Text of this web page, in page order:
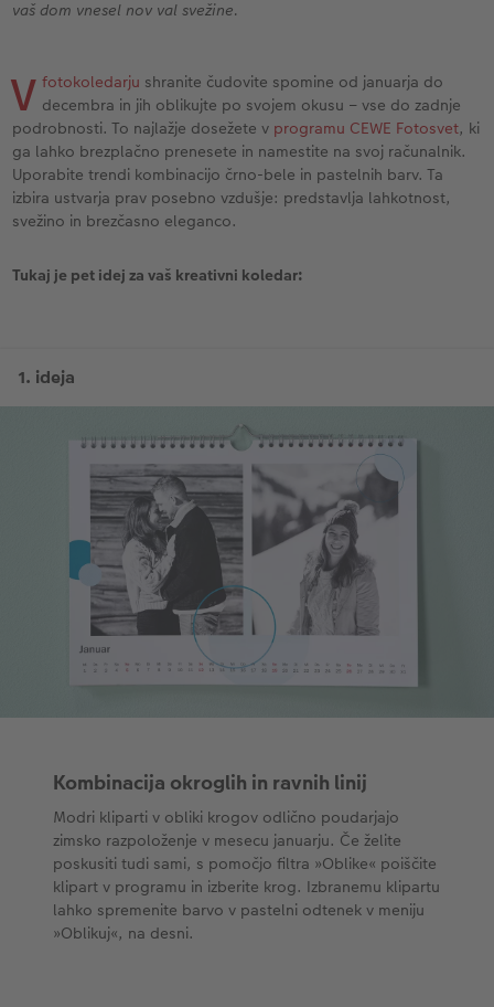
Vzorčne fotoknjige strank
Otroška CEWE FOTOKNJIGA
Zbirka Art Collection
Nature fotografije
Premium poster
Art fotografije
Normalna obdelava fotografij
Škatle za shranjevanje fotografij
CEWE TAKOJŠNJI NATIS FOTOGRAFIJ
Takojšnja nalepka
Fotografija na aluminiju, direkten natis
Fotografija na penasti podlagi
Poročna tabla dobrodošlice
Letvica za poster
Hexxas
Foto kolaži
Fototrak
XXL Retro fotografija
Voščilnice
Izdelki za šolo in pisarno
Darilne fotoskatle
Tekstil
Umetniške fotografije
Ideje za unikatna darila
Potovanje
Poroka
vaš dom vnesel nov val svežine.
V fotokoledarju shranite čudovite spomine od januarja do
decembra in jih oblikujte po svojem okusu – vse do zadnje
podrobnosti. To najlažje dosežete v programu CEWE Fotosvet, ki
ga lahko brezplačno prenesete in namestite na svoj računalnik.
Uporabite trendi kombinacijo črno-bele in pastelnih barv. Ta
izbira ustvarja prav posebno vzdušje: predstavlja lahkotnost,
svežino in brezčasno eleganco.
Tukaj je pet idej za vaš kreativni koledar: